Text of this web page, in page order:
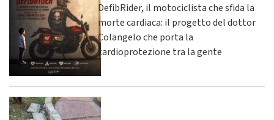
DefibRider, il motociclista che sfida la
morte cardiaca: il progetto del dottor
Colangelo che porta la
cardioprotezione tra la gente